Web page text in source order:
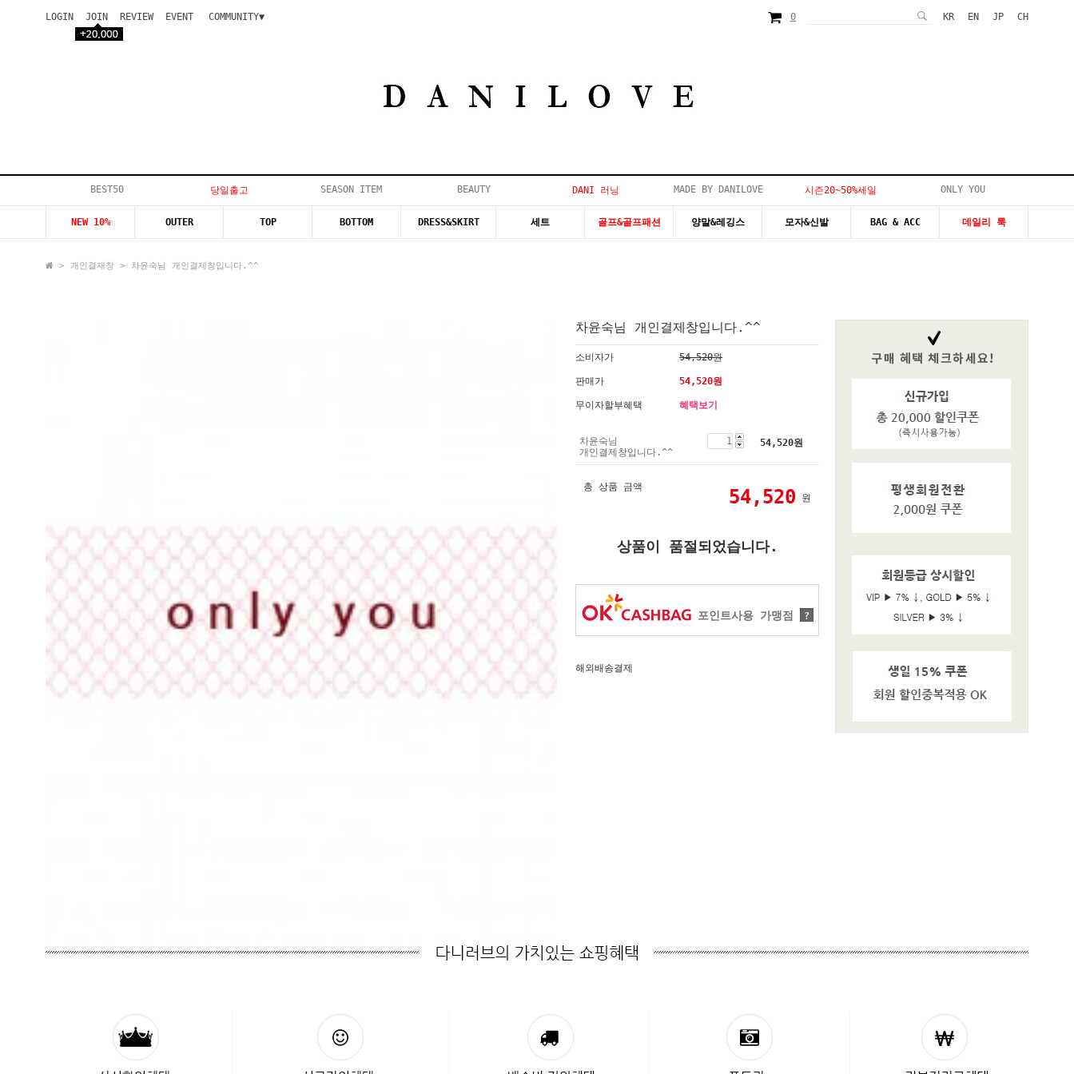
LOGIN JOIN REVIEW EVENT
COMMUNITY▼
입고지연
0 KR EN JP CH
BEST50 당일출고 SEASON ITEM BEAUTY DANI 러닝 MADE BY DANILOVE 시즌20~50%세일 ONLY YOU
NEW 10% OUTER TOP BOTTOM DRESS&SKIRT 세트 골프&골프패션 양말&레깅스 모자&신발 BAG & ACC 데일리 룩
> 개인결재창 > 차윤숙님 개인결제창입니다.^^
차윤숙님 개인결제창입니다.^^
소비자가 54,520원
판매가 54,520원
무이자할부혜택 혜택보기
차윤숙님
개인결제창입니다.^^
54,520원
총 상품 금액 54,520 원
상품이 품절되었습니다.
포인트사용 가맹점 ?
해외배송결제